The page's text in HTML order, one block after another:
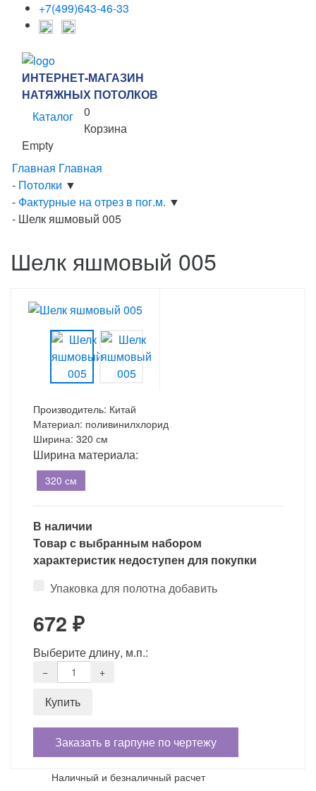
+7(499)643-46-33
ИНТЕРНЕТ-МАГАЗИН
НАТЯЖНЫХ ПОТОЛКОВ
Каталог
0
Корзина
Empty
Главная Главная
- Потолки ▼
- Фактурные на отрез в пог.м. ▼
- Шелк яшмовый 005
Шелк яшмовый 005
Производитель: Китай
Материал: поливинилхлорид
Ширина: 320 см
Ширина материала:
320 см
В наличии
Товар с выбранным набором
характеристик недоступен для покупки
Упаковка для полотна добавить
672 ₽
Выберите длину, м.п.:
Заказать в гарпуне по чертежу
Наличный и безналичный расчет